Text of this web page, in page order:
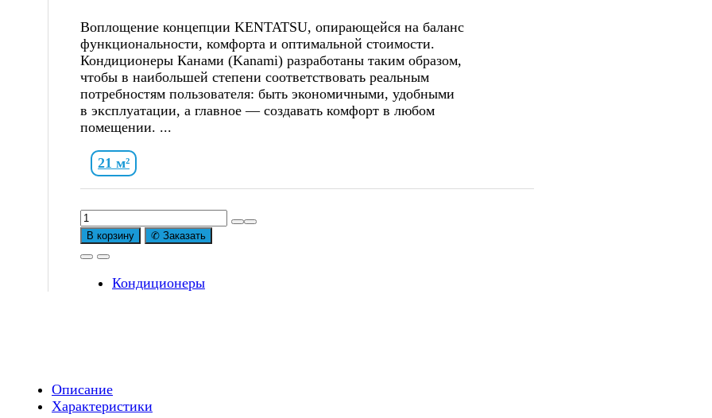
Воплощение концепции KENTATSU, опирающейся на баланс
функциональности, комфорта и оптимальной стоимости.
Кондиционеры Канами (Kanami) разработаны таким образом,
чтобы в наибольшей степени соответствовать реальным
потребностям пользователя: быть экономичными, удобными
в эксплуатации, а главное — создавать комфорт в любом
помещении. ...
21 м²
Количество
товара
Kentatsu
В корзину ✆ Заказать
Кондиционеры
Описание
Характеристики